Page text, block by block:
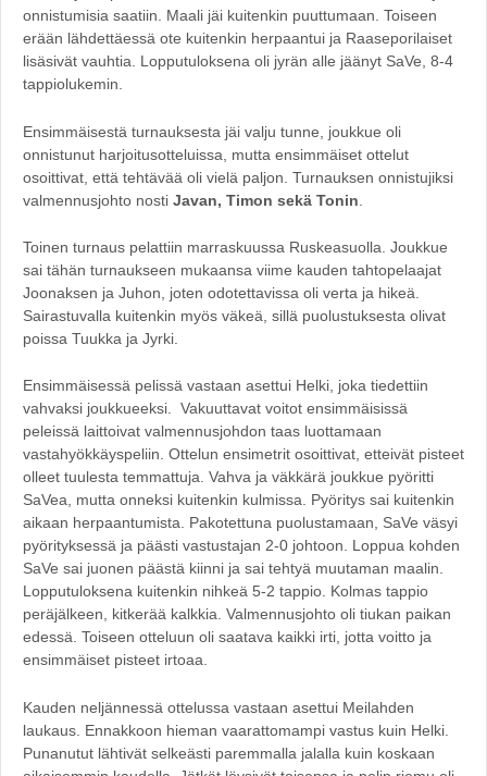
onnistumisia saatiin. Maali jäi kuitenkin puuttumaan. Toiseen
erään lähdettäessä ote kuitenkin herpaantui ja Raaseporilaiset
lisäsivät vauhtia. Lopputuloksena oli jyrän alle jäänyt SaVe, 8-4
tappiolukemin.
Ensimmäisestä turnauksesta jäi valju tunne, joukkue oli
onnistunut harjoitusotteluissa, mutta ensimmäiset ottelut
osoittivat, että tehtävää oli vielä paljon. Turnauksen onnistujiksi
valmennusjohto nosti Javan, Timon sekä Tonin
Toinen turnaus pelattiin marraskuussa Ruskeasuolla. Joukkue
sai tähän turnaukseen mukaansa viime kauden tahtopelaajat
Joonaksen ja Juhon, joten odotettavissa oli verta ja hikeä.
Sairastuvalla kuitenkin myös väkeä, sillä puolustuksesta olivat
poissa Tuukka ja Jyrki.
Ensimmäisessä pelissä vastaan asettui Helki, joka tiedettiin
vahvaksi joukkueeksi. Vakuuttavat voitot ensimmäisissä
peleissä laittoivat valmennusjohdon taas luottamaan
vastahyökkäyspeliin. Ottelun ensimetrit osoittivat, etteivät pisteet
olleet tuulesta temmattuja. Vahva ja väkkärä joukkue pyöritti
SaVea, mutta onneksi kuitenkin kulmissa. Pyöritys sai kuitenkin
aikaan herpaantumista. Pakotettuna puolustamaan, SaVe väsyi
pyörityksessä ja päästi vastustajan 2-0 johtoon. Loppua kohden
SaVe sai juonen päästä kiinni ja sai tehtyä muutaman maalin.
Lopputuloksena kuitenkin nihkeä 5-2 tappio. Kolmas tappio
peräjälkeen, kitkerää kalkkia. Valmennusjohto oli tiukan paikan
edessä. Toiseen otteluun oli saatava kaikki irti, jotta voitto ja
ensimmäiset pisteet irtoaa.
Kauden neljännessä ottelussa vastaan asettui Meilahden
laukaus. Ennakkoon hieman vaarattomampi vastus kuin Helki.
Punanutut lähtivät selkeästi paremmalla jalalla kuin koskaan